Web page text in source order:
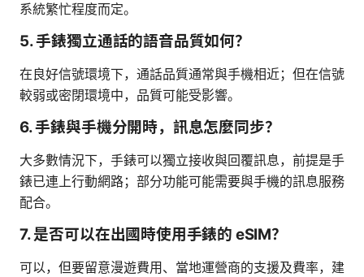
系統繁忙程度而定。
5. 手錶獨立通話的語音品質如何？
在良好信號環境下，通話品質通常與手機相近；但在信號
較弱或密閉環境中，品質可能受影響。
6. 手錶與手機分開時，訊息怎麼同步？
大多數情況下，手錶可以獨立接收與回覆訊息，前提是手
錶已連上行動網路；部分功能可能需要與手機的訊息服務
配合。
7. 是否可以在出國時使用手錶的 eSIM？
可以，但要留意漫遊費用、當地運營商的支援及費率，建